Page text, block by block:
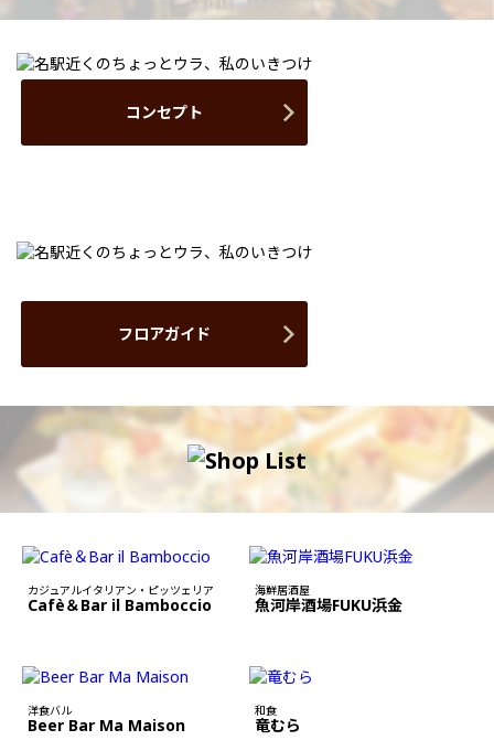
コンセプト
フロアガイド
カジュアルイタリアン・ピッツェリア
Cafè＆Bar il Bamboccio
海鮮居酒屋
魚河岸酒場FUKU浜金
洋食バル
Beer Bar Ma Maison
和食
竜むら